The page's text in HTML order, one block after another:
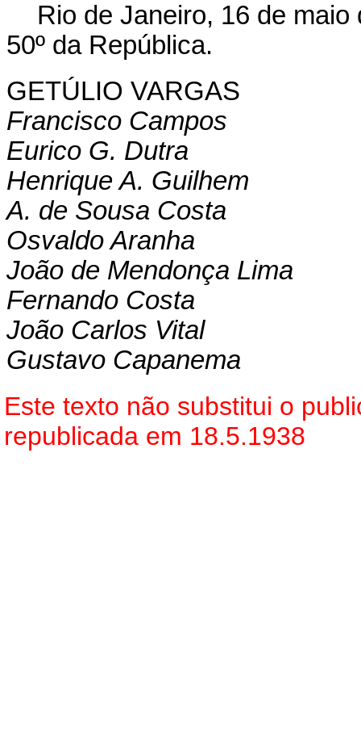
Rio de Janeiro, 16 de maio
50º da República.
GETÚLIO VARGAS
Francisco Campos
Eurico G. Dutra
Henrique A. Guilhem
A. de Sousa Costa
Osvaldo Aranha
João de Mendonça Lima
Fernando Costa
João Carlos Vital
Gustavo Capanema
Este texto não substitui o
republicada em 18.5.1938